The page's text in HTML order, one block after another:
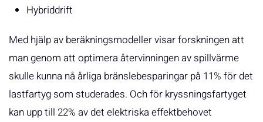
Hybriddrift
Med hjälp av beräkningsmodeller visar forskningen att
man genom att optimera återvinningen av spillvärme
skulle kunna nå årliga bränslebesparingar på 11% för det
lastfartyg som studerades. Och för kryssningsfartyget
kan upp till 22% av det elektriska effektbehovet